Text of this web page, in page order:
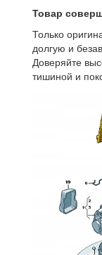
Товар
Только
долгую и
Доверяйте
тишиной и